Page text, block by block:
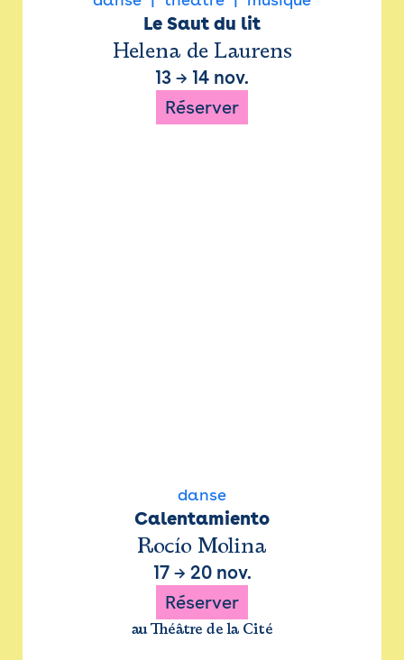
Le Saut du lit
Helena de Laurens
13 → 14 nov.
Réserver
danse
Calentamiento
Rocío Molina
17→ 20 nov.
Réserver
au Théâtre de la Cité